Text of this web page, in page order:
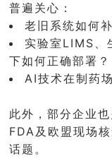
普遍关心：
老旧系统如何
实验室LIMS、
下如何正确部署？
AI技术在制药
此外，部分企业
FDA及欧盟现场
话题。